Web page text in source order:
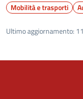
Mobilità e trasporti
Ultimo aggiornamento: